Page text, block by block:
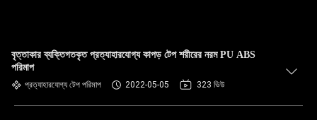
বৃত্তাকার ব্যক্তিগতকৃত প্রত্যাহারযোগ্য কাপড় টেপ শরীরের নরম PU ABS
পরিমাপ
প্রত্যাহারযোগ্য টেপ পরিমাপ 2022-05-05 323 ভিউ